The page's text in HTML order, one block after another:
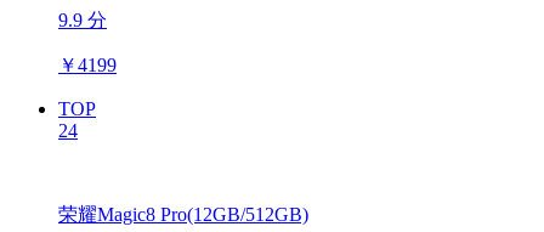
9.9 分
￥4199
TOP
24
荣耀Magic8 Pro(12GB/512GB)